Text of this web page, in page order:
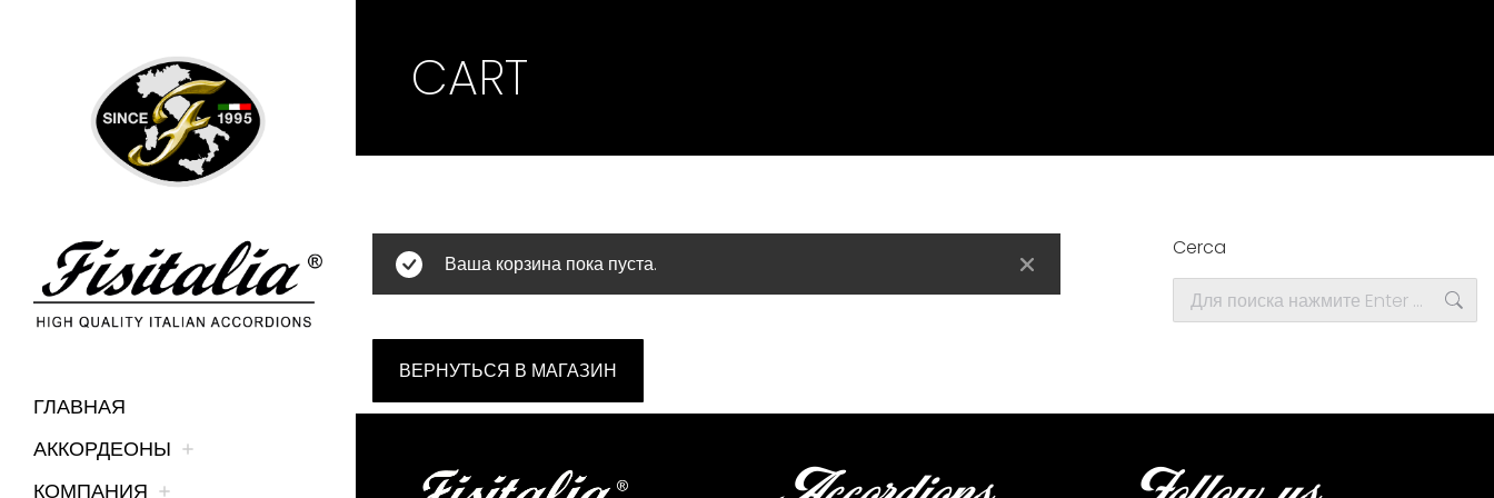
ГЛАВНАЯ
АККОРДЕОНЫ
КОМПАНИЯ
CART
Ваша корзина пока пуста.
ВЕРНУТЬСЯ В МАГАЗИН
Cerca
Поиск: